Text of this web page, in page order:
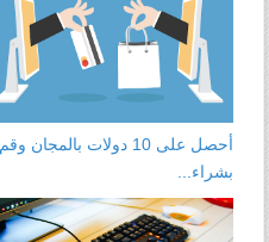
أحصل على 10 دولات بالمجان وقم
بشراء...